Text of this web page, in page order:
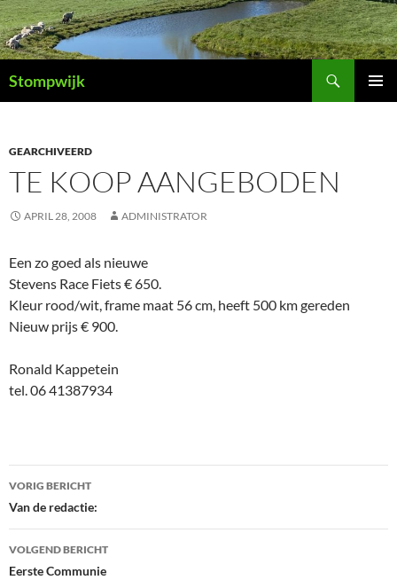
Ga
naar
de
inhoud
Stompwijk
GEARCHIVEERD
TE KOOP AANGEBODEN
APRIL 28, 2008 ADMINISTRATOR
Een zo goed als nieuwe
Stevens Race Fiets € 650.
Kleur rood/wit, frame maat 56 cm, heeft 500 km gereden
Nieuw prijs € 900.
Ronald Kappetein
tel. 06 41387934
Bericht
navigatie
VORIG BERICHT
Van de redactie:
VOLGEND BERICHT
Eerste Communie